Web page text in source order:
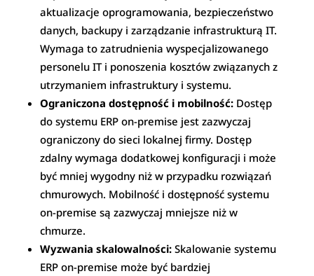
aktualizacje oprogramowania, bezpieczeństwo
danych, backupy i zarządzanie infrastrukturą IT.
Wymaga to zatrudnienia wyspecjalizowanego
personelu IT i ponoszenia kosztów związanych z
utrzymaniem infrastruktury i systemu.
Ograniczona dostępność i mobilność: Dostęp
do systemu ERP on-premise jest zazwyczaj
ograniczony do sieci lokalnej firmy. Dostęp
zdalny wymaga dodatkowej konfiguracji i może
być mniej wygodny niż w przypadku rozwiązań
chmurowych. Mobilność i dostępność systemu
on-premise są zazwyczaj mniejsze niż w
chmurze.
Wyzwania skalowalności: Skalowanie systemu
ERP on-premise może być bardziej